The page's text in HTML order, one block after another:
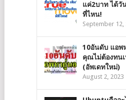
แค่2บาท ได้วั
ที่ไหน!
September 12,
10อันดับ แอพ
คุณไม่ต้องทน
(อัพเดทใหม่)
August 2, 2023